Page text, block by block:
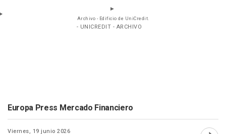
Archivo - Edificio de UniCredit.
- UNICREDIT - ARCHIVO
Europa Press Mercado Financiero
Viernes, 19 junio 2026